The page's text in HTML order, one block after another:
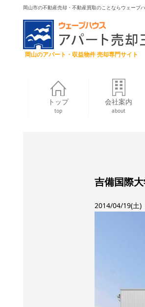
岡山市の不動産売却・不動産買取のことならウェーブ
岡山のアパート・収益物件 売却専門サイト
トップ
top
会社案内
about
吉備国際
2014/04/19(土)